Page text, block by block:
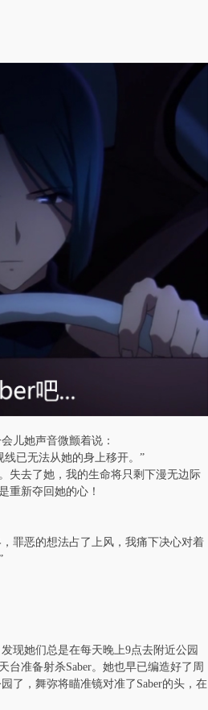
儿她声音微颤着说：
线已无法从她的身上移开。”
失去了她，我的生命将只剩下漫无边际
重新夺回她的心！
罪恶的想法占了上风，我痛下决心对着
现她们总是在每天晚上9点去附近公园
准备射杀Saber。她也早已编造好了周
了，舞弥将瞄准镜对准了Saber的头，在